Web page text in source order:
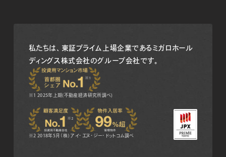
私たちは、東証プライム上場企業である ミガロホール
ディングス株式会社のグループ会社です。
※1 2025年上期(不動産経済研究所調べ)
※2 2018年5月（株）アイ・エヌ・ジー・ドットコム調べ